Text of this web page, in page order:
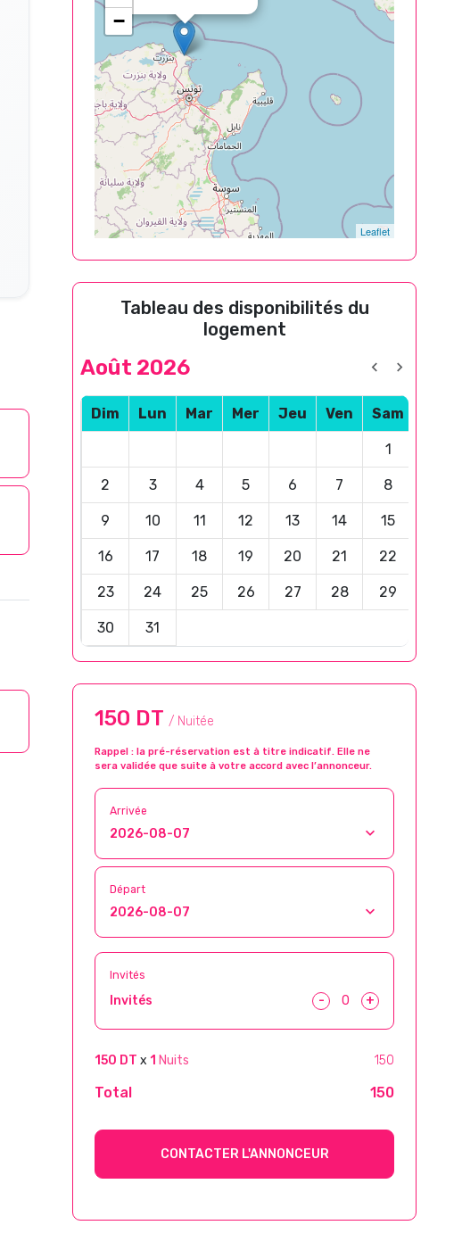
−
Leaflet
Tableau des disponibilités du
logement
Août 2026
Dim Lun Mar Mer Jeu Ven Sam
1
2 3 4 5 6 7 8
9 10 11 12 13 14 15
16 17 18 19 20 21 22
23 24 25 26 27 28 29
30 31
150 DT / Nuitée
Rappel : la pré-réservation est à titre indicatif. Elle ne
sera validée que suite à votre accord avec l’annonceur.
Arrivée
Départ
Invités
Invités - +
150 DT x 1 Nuits 150
Total 150
CONTACTER L'ANNONCEUR